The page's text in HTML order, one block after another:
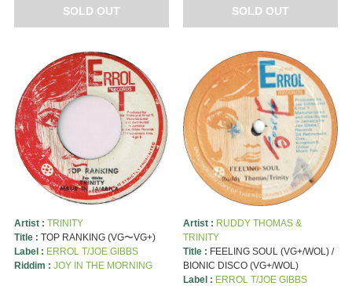
SOLD OUT SOLD OUT
Artist : TRINITY
Title : TOP RANKING (VG〜VG+)
Label : ERROL T/JOE GIBBS
Riddim : JOY IN THE MORNING
Artist : RUDDY THOMAS &
TRINITY
Title : FEELING SOUL (VG+/WOL) /
BIONIC DISCO (VG+/WOL)
Label : ERROL T/JOE GIBBS